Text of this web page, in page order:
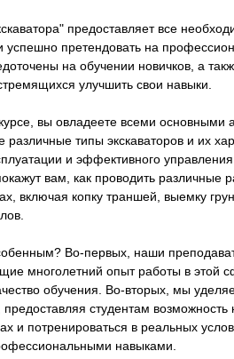
предоставляет все
успешно претендовать на
на обучении новичков, а
улучшить свои навыки.
вы овладеете всеми основными
различные типы экскаваторов и их
и эффективного
вам, как проводить различные
включая копку траншей, выемку
Во-первых, наши
многолетний опыт работы в этой
обучения. Во-вторых, мы
студентам возможность
и потренироваться в реальных
навыками.